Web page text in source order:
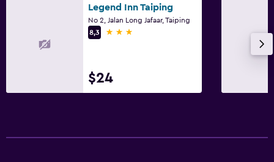
Legend Inn Taiping
No 2, Jalan Long Jafaar, Taiping
8,3
3 estrellas
$24